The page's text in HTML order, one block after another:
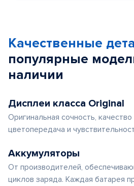
Качественные
популярные
наличии
Дисплеи класса Original
Оригинальная сочность,
цветопередача и
Аккумуляторы
От производителей,
циклов заряда. Каждая батарея